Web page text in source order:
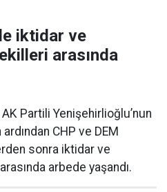
iktidar ve
arasında
Partili Yenişehirlioğlu’nun
CHP ve DEM
sonra iktidar ve
arbede yaşandı.